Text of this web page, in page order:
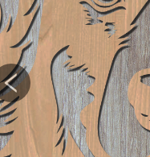
Previous